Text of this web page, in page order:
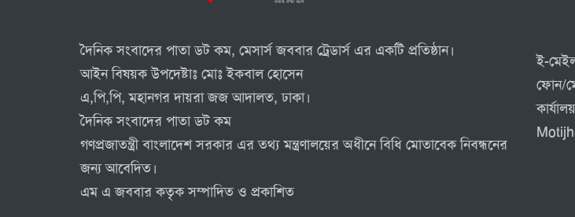
দৈনিক সংবাদের পাতা ডট কম, মেসার্স জববার ট্রেডার্স এর একটি প্রতিষ্ঠান।
আইন বিষয়ক উপদেষ্টাঃ মোঃ ইকবাল হোসেন
এ,পি,পি, মহানগর দায়রা জজ আদালত, ঢাকা।
দৈনিক সংবাদের পাতা ডট কম
গণপ্রজাতন্ত্রী বাংলাদেশ সরকার এর তথ্য মন্ত্রণালয়ের অধীনে বিধি মোতাবেক নিবন্ধনের
জন্য আবেদিত।
এম এ জববার কতৃক সম্পাদিত ও প্রকাশিত
ই-
ফোন/